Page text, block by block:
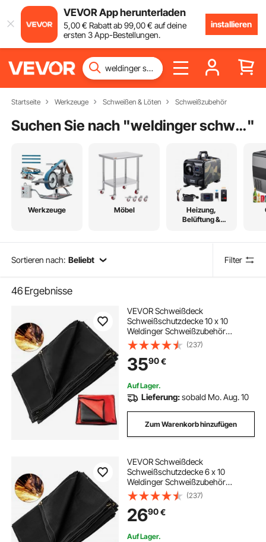
VEVOR App herunterladen
5,00€ Rabatt ab99,00€ auf deine
ersten 3 App-Bestellungen.
installieren
Startseite Werkzeuge Schweißen & Löten Schweißzubehör
Suchen Sie nach " weldinger schweißzubehör"
Werkzeuge Möbel
Heizung,
Belüftung &
Sortieren nach: Beliebt Filter
46 Ergebnisse
VEVOR Schweißdeck
Schweißschutzdecke 10 x 10
Weldinger Schweißzubehör
Hitzeschutzgewebe weiß
(237)
3590€
Auf Lager.
Lieferung:sobald Mo. Aug. 10
Zum Warenkorb hinzufügen
VEVOR Schweißdeck
Schweißschutzdecke 6 x 10
Weldinger Schweißzubehör
Hitzeschutzgewebe schwarz
(237)
2690€
Auf Lager.